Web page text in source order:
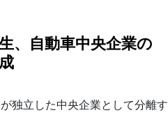
、自動車中央企業の
独立した中央企業として分離す